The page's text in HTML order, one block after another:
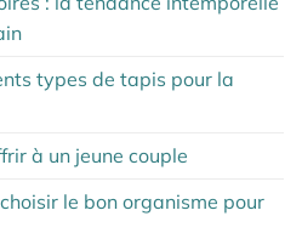
types de tapis pour la
à un jeune couple
le bon organisme pour